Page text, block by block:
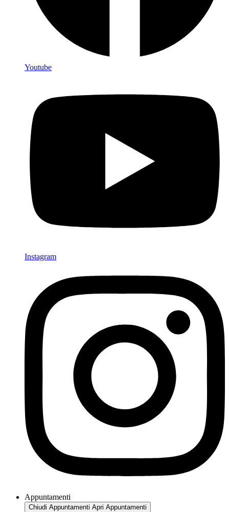
Youtube
Instagram
Appuntamenti
Chiudi Appuntamenti Apri Appuntamenti